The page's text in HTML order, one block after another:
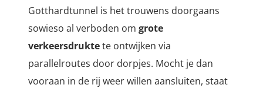
Gotthardtunnel is het trouwens doorgaans
sowieso al verboden om grote
verkeersdruktete ontwijken via
parallelroutes door dorpjes. Mocht je dan
vooraan in de rij weer willen aansluiten, staat